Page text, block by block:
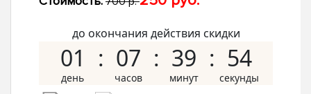
до окончания действия скидки
01 07 39 53